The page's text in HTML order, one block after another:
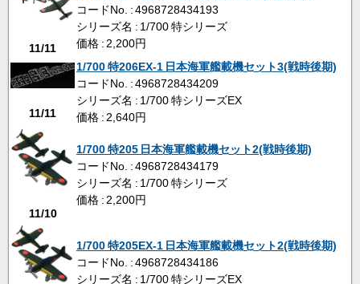
11/11
コードNo. : 4968728434193
シリーズ名 : 1/700 特シリーズ
価格 : 2,200円
11/11
1/700 特206EX-1 日本海軍艦載機セット3(戦時後期)
コードNo. : 4968728434209
シリーズ名 : 1/700 特シリーズEX
価格 : 2,640円
11/10
1/700 特205 日本海軍艦載機セット2(戦時後期)
コードNo. : 4968728434179
シリーズ名 : 1/700 特シリーズ
価格 : 2,200円
1/700 特205EX-1 日本海軍艦載機セット2(戦時後期)
コードNo. : 4968728434186
シリーズ名 : 1/700 特シリーズEX